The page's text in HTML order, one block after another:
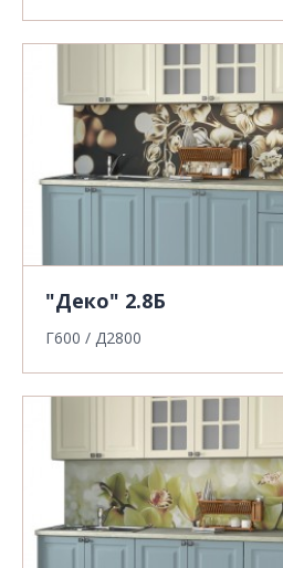
"Деко" 2.8Б
Г600 / Д2800